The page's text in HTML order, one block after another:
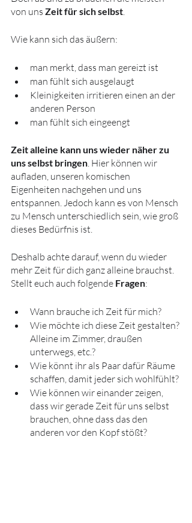
von uns Zeit für sich selbst
Wie kann sich das äußern:
man merkt, dass man gereizt ist
man fühlt sich ausgelaugt
Kleinigkeiten irritieren einen an der
anderen Person
man fühlt sich eingeengt
Zeit alleine kann uns wieder näher zu
uns selbst bringen . Hier können wir
aufladen, unseren komischen
Eigenheiten nachgehen und uns
entspannen. Jedoch kann es von Mensch
zu Mensch unterschiedlich sein, wie groß
dieses Bedürfnis ist.
Deshalb achte darauf, wenn du wieder
mehr Zeit für dich ganz alleine brauchst.
Stellt euch auch folgende Fragen:
Wann brauche ich Zeit für mich?
Wie möchte ich diese Zeit gestalten?
Alleine im Zimmer, draußen
unterwegs, etc.?
Wie könnt ihr als Paar dafür Räume
schaffen, damit jeder sich wohlfühlt?
Wie können wir einander zeigen,
dass wir gerade Zeit für uns selbst
brauchen, ohne dass das den
anderen vor den Kopf stößt?